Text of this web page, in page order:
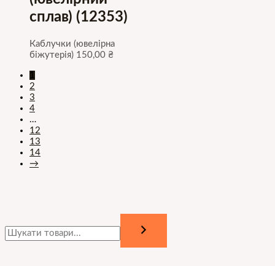
сплав) (12353)
Каблучки (ювелірна
біжутерія) 150,00 ₴
1
2
3
4
…
12
13
14
→